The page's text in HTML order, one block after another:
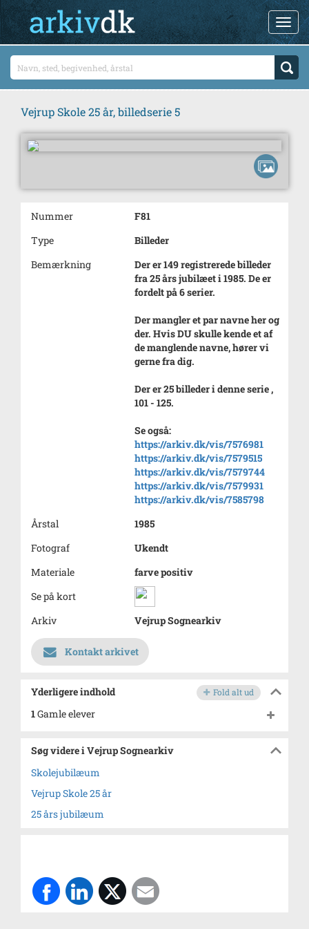
Vejrup Skole 25 år, billedserie 5
Nummer
F81
Type
Billeder
Bemærkning
Der er 149 registrerede billeder
fra 25 års jubilæet i 1985. De er
fordelt på 6 serier.
Der mangler et par navne her og
der. Hvis DU skulle kende et af
de manglende navne, hører vi
gerne fra dig.
Der er 25 billeder i denne serie ,
101 - 125.
Se også:
https://arkiv.dk/vis/7576981
https://arkiv.dk/vis/7579515
https://arkiv.dk/vis/7579744
https://arkiv.dk/vis/7579931
https://arkiv.dk/vis/7585798
Årstal
1985
Fotograf
Ukendt
Materiale
farve positiv
Se på kort
Arkiv
Vejrup Sognearkiv
Kontakt arkivet
Yderligere indhold Fold alt ud
1Gamle elever
Søg videre i Vejrup Sognearkiv
Skolejubilæum
Vejrup Skole 25 år
25 års jubilæum